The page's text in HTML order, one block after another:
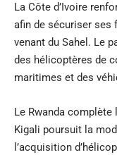
La Côte d’Ivoire
afin de sécuriser ses
venant du Sahel. Le
des hélicoptères de
maritimes et des
Le Rwanda complète
Kigali poursuit la
l’acquisition